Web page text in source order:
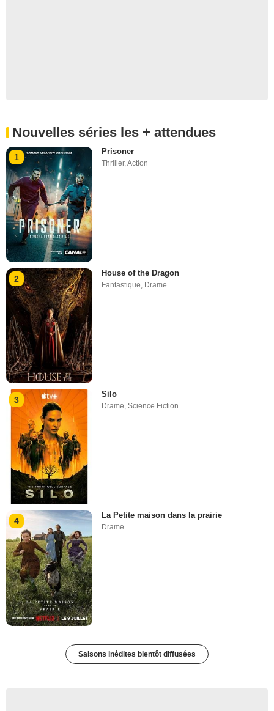
Nouvelles séries les + attendues
1
Prisoner
Thriller,Action
2
House of the Dragon
Fantastique Drame
3
Silo
Drame,Science Fiction
4
La Petite maison dans la prairie
Drame
Saisons inédites bientôt diffusées